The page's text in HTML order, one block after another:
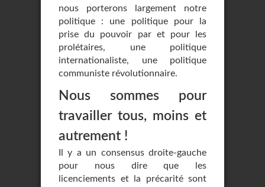
nous porterons largement notre
politique : une politique pour la
prise du pouvoir par et pour les
prolétaires, une politique
internationaliste, une politique
communiste révolutionnaire.
Nous sommes pour
travailler tous, moins et
autrement !
Il y a un consensus droite-gauche
pour nous dire que les
licenciements et la précarité sont